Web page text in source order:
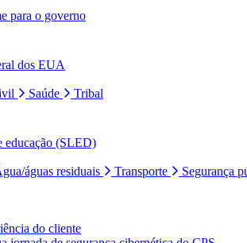
para o governo
dos EUA
Saúde Tribal
educação (SLED)
águas residuais Transporte Segurança
do cliente